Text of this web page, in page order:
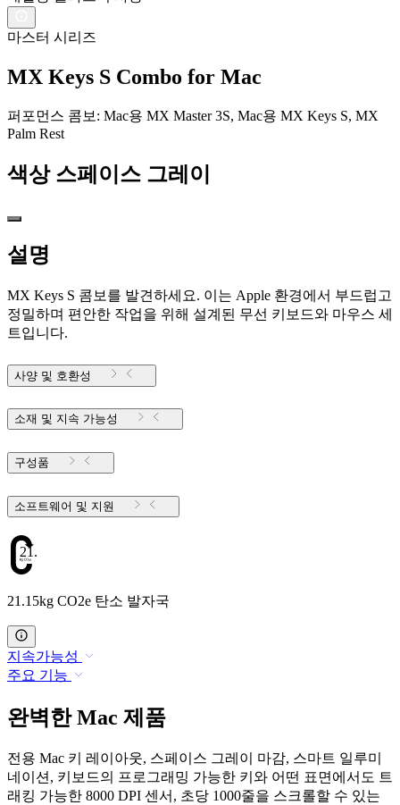
마스터 시리즈
MX Keys S Combo for Mac
퍼포먼스 콤보: Mac용 MX Master 3S, Mac용 MX Keys S, MX
Palm Rest
색상 스페이스 그레이
설명
MX Keys S 콤보를 발견하세요. 이는 Apple 환경에서 부드럽고
정밀하며 편안한 작업을 위해 설계된 무선 키보드와 마우스 세
트입니다.
사양 및 호환성
소재 및 지속 가능성
구성품
소프트웨어 및 지원
21.15
21.15kg CO2e 탄소 발자국
지속가능성
주요 기능
완벽한 Mac 제품
전용 Mac 키 레이아웃, 스페이스 그레이 마감, 스마트 일루미
네이션, 키보드의 프로그래밍 가능한 키와 어떤 표면에서도 트
래킹 가능한 8000 DPI 센서, 초당 1000줄을 스크롤할 수 있는